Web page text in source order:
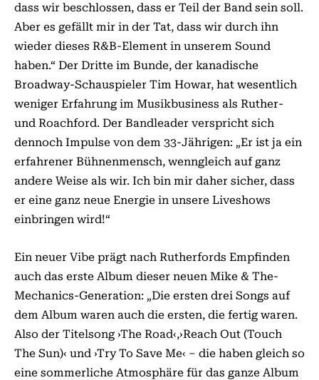
dass wir beschlossen, dass er Teil der Band sein soll.
Aber es gefällt mir in der Tat, dass wir durch ihn
wieder dieses R&B-Element in unserem Sound
haben.“ Der Dritte im Bunde, der kanadische
Broadway-Schauspieler Tim Howar, hat wesentlich
weniger Erfahrung im Musikbusiness als Ruther-
und Roachford. Der Bandleader verspricht sich
dennoch Impulse von dem 33-Jährigen: „Er ist ja ein
erfahrener Bühnenmensch, wenngleich auf ganz
andere Weise als wir. Ich bin mir daher sicher, dass
er eine ganz neue Energie in unsere Liveshows
einbringen wird!“
Ein neuer Vibe prägt nach Rutherfords Empfinden
auch das erste Album dieser neuen Mike & The-
Mechanics-Generation: „Die ersten drei Songs auf
dem Album waren auch die ersten, die fertig waren.
Also der Titelsong ›The Road‹,›Reach Out (Touch
The Sun)‹ und ›Try To Save Me‹ – die haben gleich so
eine sommerliche Atmosphäre für das ganze Album